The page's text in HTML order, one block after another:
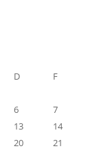
D F
6 7
13 14
20 21